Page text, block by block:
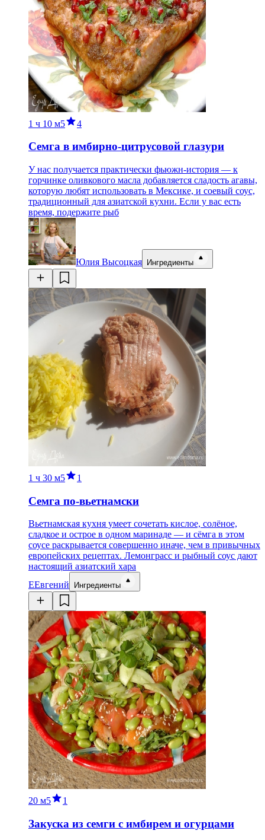
1 ч 10 м5 4
Семга в имбирно-цитрусовой глазури
У нас получается практически фьюжн-история — к
горчинке оливкового масла добавляется сладость агавы,
которую любят использовать в Мексике, и соевый соус,
традиционный для азиатской кухни. Если у вас есть
время, подержите рыб
Юлия Высоцкая Ингредиенты
1 ч 30 м5 1
Семга по-вьетнамски
Вьетнамская кухня умеет сочетать кислое, солёное,
сладкое и острое в одном маринаде — и сёмга в этом
соусе раскрывается совершенно иначе, чем в привычных
европейских рецептах. Лемонграсс и рыбный соус дают
настоящий азиатский хара
ЕЕвгений Ингредиенты
20 м5 1
Закуска из семги с имбирем и огурцами